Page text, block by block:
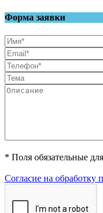
Форма заявки
* Поля обязательные
Согласие на обработку